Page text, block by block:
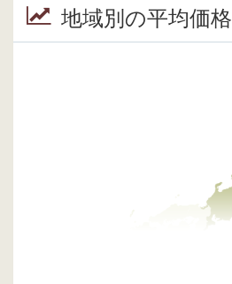
地域別の平均価格